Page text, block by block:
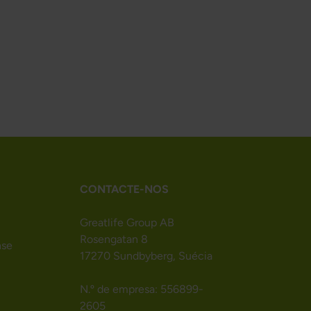
CONTACTE-NOS
Greatlife Group AB
Rosengatan 8
17270 Sundbyberg, Suécia
N.º de empresa: 556899-
2605